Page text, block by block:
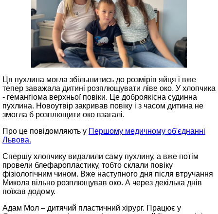
Ця пухлина могла збільшитись до розмірів яйця і вже
тепер заважала дитині розплющувати ліве око. У хлопчика
- гемангіома верхньої повіки. Це доброякісна судинна
пухлина. Новоутвір закривав повіку і з часом дитина не
змогла б розплющити око взагалі.
Про це повідомляють у Першому медичному об'єднанні
Львова.
Спершу хлопчику видалили саму пухлину, а вже потім
провели блефаропластику, тобто склали повіку
фізіологічним чином. Вже наступного дня після втручання
Микола вільно розплющував око. А через декілька днів
поїхав додому.
Адам Мол – дитячий пластичний хірург. Працює у